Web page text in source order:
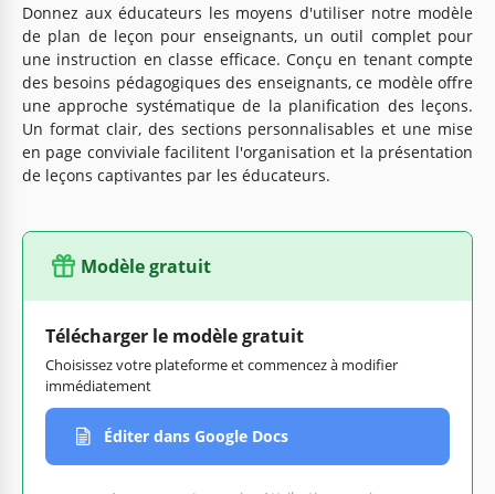
Donnez aux éducateurs les moyens d'utiliser notre modèle
de plan de leçon pour enseignants, un outil complet pour
une instruction en classe efficace. Conçu en tenant compte
des besoins pédagogiques des enseignants, ce modèle offre
une approche systématique de la planification des leçons.
Un format clair, des sections personnalisables et une mise
en page conviviale facilitent l'organisation et la présentation
de leçons captivantes par les éducateurs.
Modèle gratuit
Télécharger le modèle gratuit
Choisissez votre plateforme et commencez à modifier
immédiatement
Éditer dans Google Docs